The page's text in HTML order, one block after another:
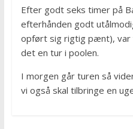
Efter godt seks timer på
efterhånden godt
opført sig rigtig pænt), var
det en tur i poolen.
I morgen går turen så
vi også skal tilbringe en